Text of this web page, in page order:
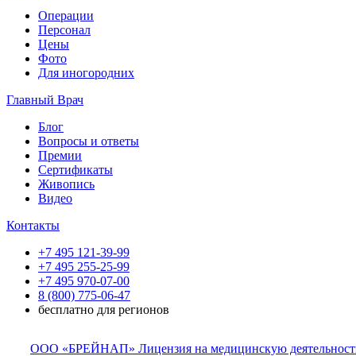
Операции
Персонал
Цены
Фото
Для иногородних
Главный Врач
Блог
Вопросы и ответы
Премии
Сертификаты
Живопись
Видео
Контакты
+7 495 121-39-99
+7 495 255-25-99
+7 495 970-07-00
8 (800) 775-06-47
бесплатно для регионов
ООО «БРЕЙНАП» Лицензия на медицинскую